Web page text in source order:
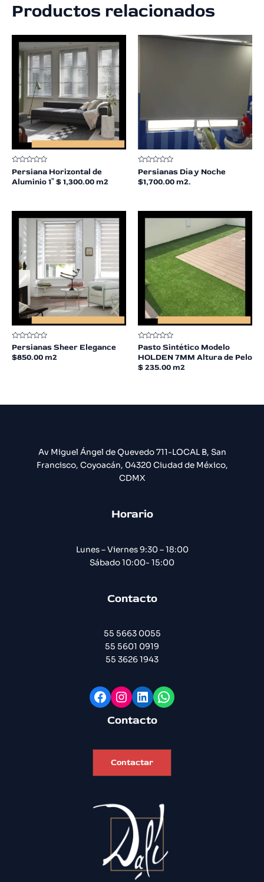
Productos relacionados
Valorado
en
0
Persiana Horizontal de
Aluminio 1″ $ 1,300.00 m2
Valorado
en
0
Persianas Día y Noche
$1,700.00 m2.
Valorado
en
0
Persianas Sheer Elegance
$850.00 m2
Valorado
en
0
de
5
Pasto Sintético Modelo
HOLDEN 7MM Altura de Pelo
$ 235.00 m2
Av Miguel Ángel de Quevedo 711-LOCAL B, San
Francisco, Coyoacán, 04320 Ciudad de México,
CDMX
Horario
Lunes – Viernes 9:30 – 18:00
Sábado 10:00- 15:00
Contacto
55 5663 0055
55 5601 0919
55 3626 1943
Facebook
Instagram
LinkedIn
WhatsApp
Contacto
Contactar